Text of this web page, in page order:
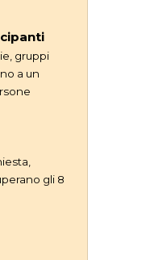
gruppi
a un
gli 8